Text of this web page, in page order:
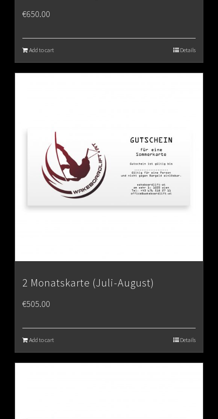
€650.00
Add to cart Details
2 Monatskarte (Juli-August)
€505.00
Add to cart Details